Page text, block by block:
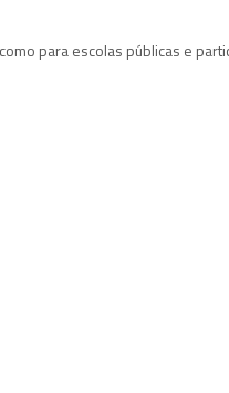
para escolas públicas e